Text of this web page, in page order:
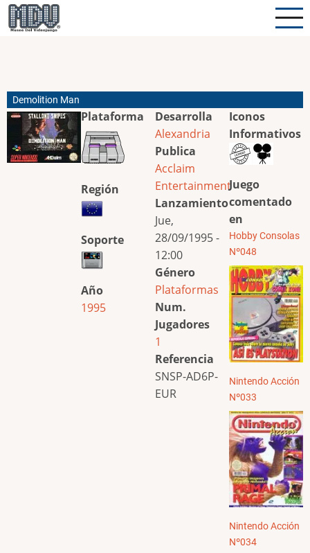
Pasar
al
Demolition Man
Plataforma
Región
Soporte
Año
1995
Desarrolla
Alexandria
Publica
Acclaim
Entertainment
Lanzamiento
Jue,
28/09/1995 -
12:00
Género
Plataformas
Num.
Jugadores
1
Referencia
SNSP-AD6P-
EUR
Iconos
Informativos
Juego
comentado
en
Hobby Consolas
Nº048
Nintendo Acción
Nº033
Nintendo Acción
Nº034